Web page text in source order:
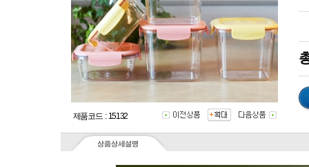
제품코드 : 15132